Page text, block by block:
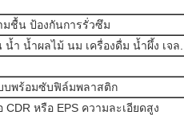
ชื้น ป้องกันการรั่วซึม
ำ น้ำผลไม้ นม เครื่องดื่ม น้ำผึ้ง เจล...
บพร้อมซับฟิล์มพลาสติก
CDR หรือ EPS ความละเอียดสูง